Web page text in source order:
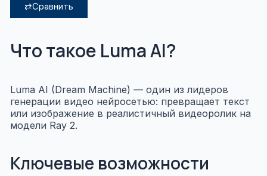
⇄Сравнить
Что такое Luma AI?
Luma AI (Dream Machine) — один из лидеров
генерации видео нейросетью: превращает текст
или изображение в реалистичный видеоролик на
модели Ray 2.
Ключевые возможности